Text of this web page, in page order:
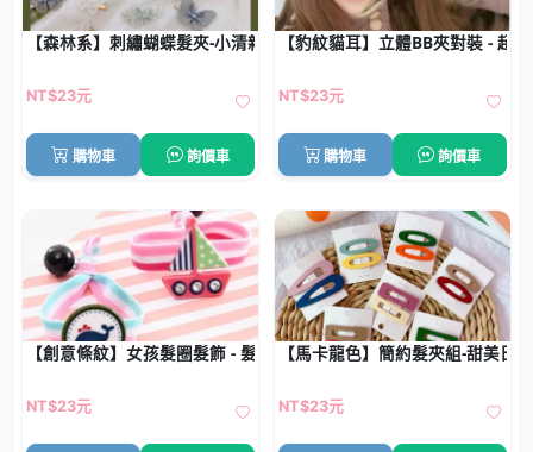
【森林系】刺繡蝴蝶髮夾-小清新瀏海夾
NT$23元
購物車 詢價車
【豹紋貓耳】立體BB夾對裝 - 超
NT$23元
購物車 詢價車
【創意條紋】女孩髮圈髮飾 - 髮束頭飾小配件
NT$23元
【馬卡龍色】簡約髮夾組-甜美日
NT$23元